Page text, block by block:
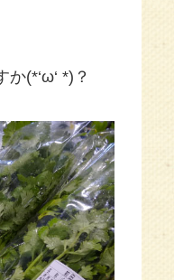
(*‘ω‘ *)？